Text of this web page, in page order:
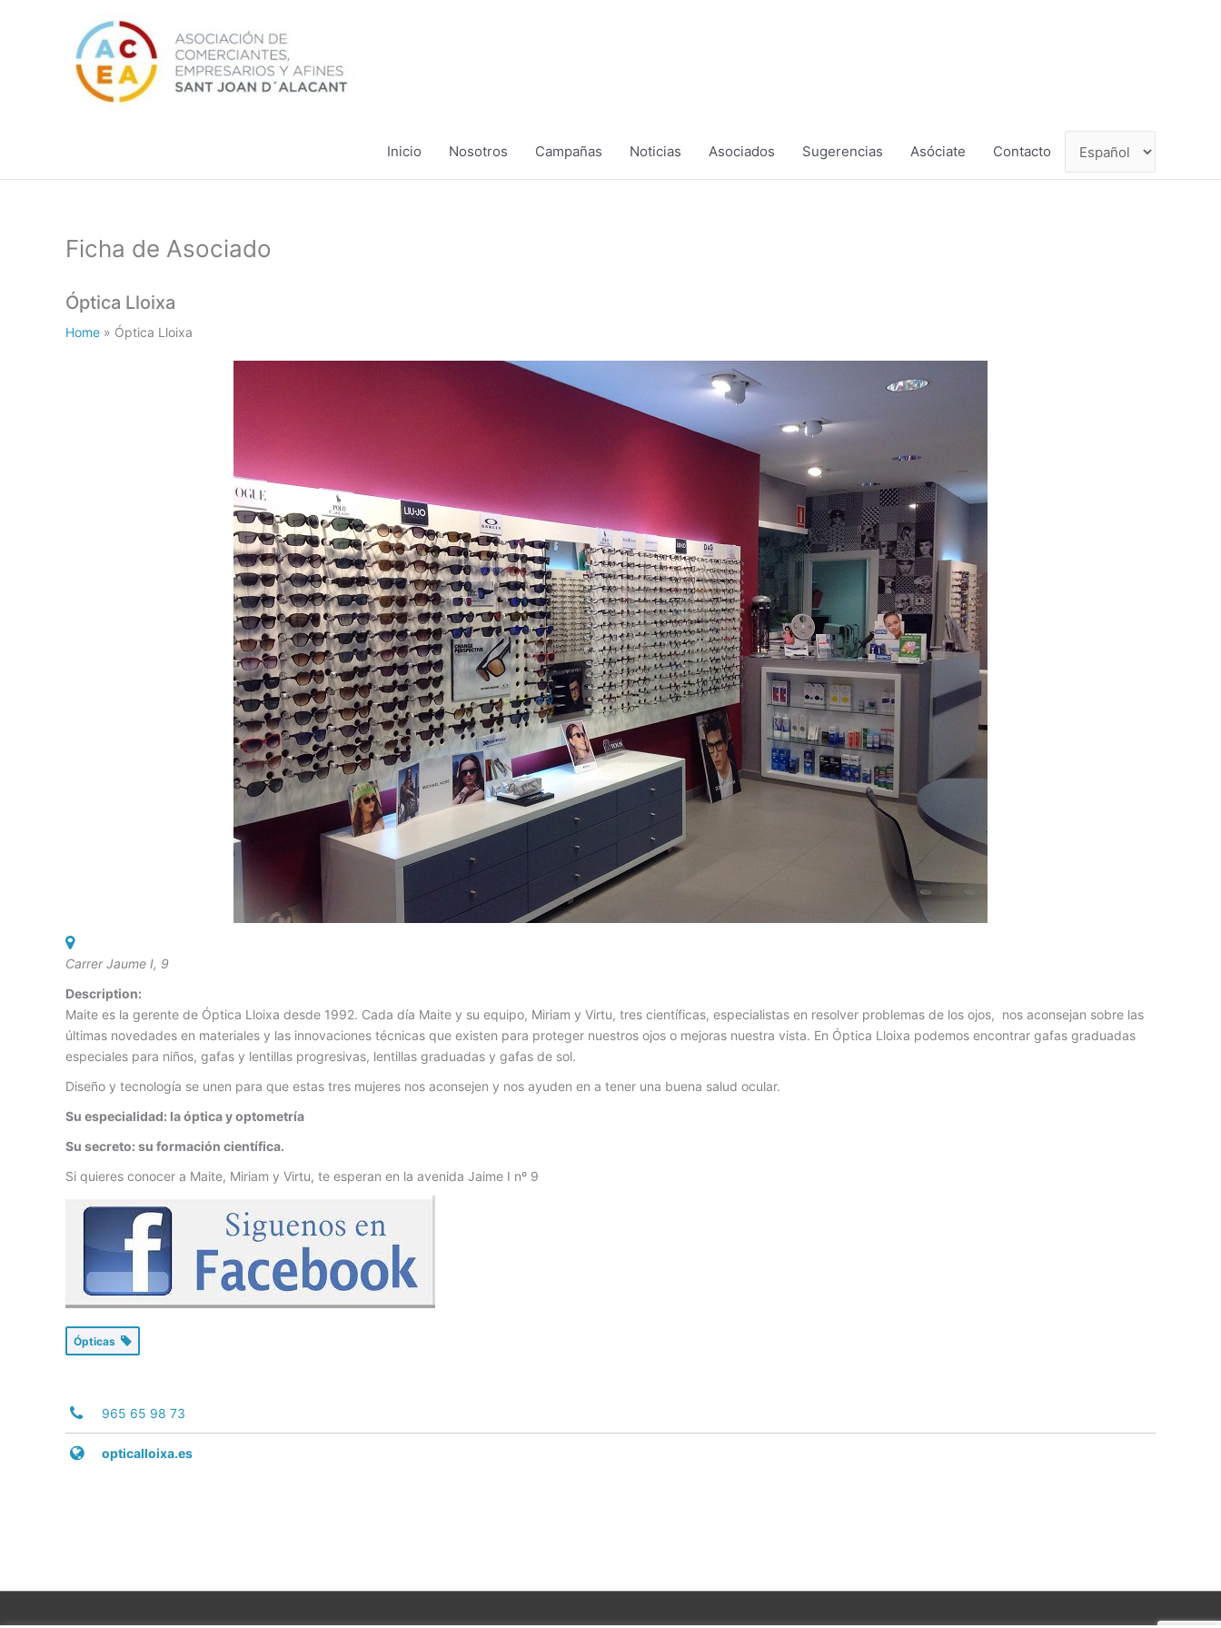
Inicio Nosotros Campañas Noticias Asociados Sugerencias Asóciate Contacto
Ficha de Asociado
Óptica Lloixa
Home » Óptica Lloixa
Carrer Jaume I, 9
Description:
Maite es la gerente de Óptica Lloixa desde 1992. Cada día Maite y su equipo, Miriam y Virtu, tres científicas, especialistas en resolver problemas de los ojos, nos aconsejan sobre las
últimas novedades en materiales y las innovaciones técnicas que existen para proteger nuestros ojos o mejoras nuestra vista. En Óptica Lloixa podemos encontrar gafas graduadas
especiales para niños, gafas y lentillas progresivas, lentillas graduadas y gafas de sol.
Diseño y tecnología se unen para que estas tres mujeres nos aconsejen y nos ayuden en a tener una buena salud ocular.
Su especialidad: la óptica y optometría
Su secreto: su formación científica.
Si quieres conocer a Maite, Miriam y Virtu, te esperan en la avenida Jaime I nº 9
Ópticas
965 65 98 73
opticalloixa.es